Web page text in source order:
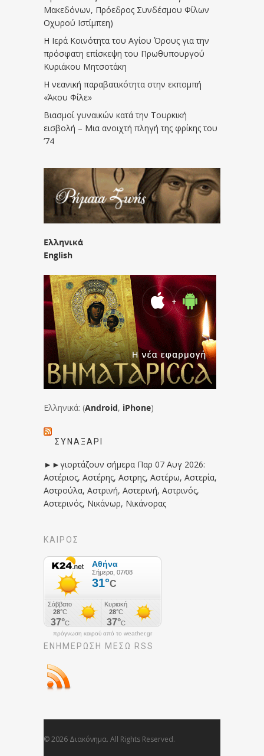
Μακεδόνων, Πρόεδρος Συνδέσμου Φίλων
Οχυρού Ιστίμπεη)
Η Ιερά Κοινότητα του Αγίου Όρους για την
πρόσφατη επίσκεψη του Πρωθυπουργού
Κυριάκου Μητσοτάκη
Η νεανική παραβατικότητα στην εκπομπή
«Άκου Φίλε»
Βιασμοί γυναικών κατά την Τουρκική
εισβολή – Μια ανοιχτή πληγή της φρίκης του
’74
Ελληνικά
English
Ελληνικά: (Android, iPhone)
ΣΥΝΑΞΆΡΙ
►►γιορτάζουν σήμερα Παρ 07 Αυγ 2026:
Αστέριος, Αστέρης, Αστρης, Αστέρω, Αστερία,
Αστρούλα, Αστρινή, Αστερινή, Αστρινός,
Αστερινός, Νικάνωρ, Νικάνορας
ΚΑΙΡΟΣ
πρόγνωση καιρού από το weather.gr
ΕΝΗΜΈΡΩΣΉ ΜΕΣΩ RSS
© 2026 Διακόνημα. All Rights Reserved.